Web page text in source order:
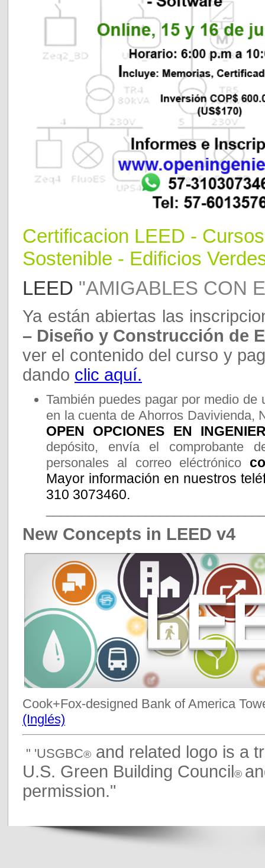
Certificacion LEED -
Sostenible - Edificios
LEED "AMIGABLES CON
Ya están abiertas las
– Diseño y Construcción de
ver el contenido del curso y
dando clic aquí.
También puedes pagar por medio
en la cuenta de Ahorros Davivienda,
OPEN OPCIONES EN
depósito, envía el comprobante
personales al correo eléctrónico
Mayor información en nuestros
310 3073460.
New Concepts in LEED v4
Cook+Fox-designed Bank of America
(Inglés)
" 'USGBC® and related logo is a
U.S. Green Building Council®
permission."